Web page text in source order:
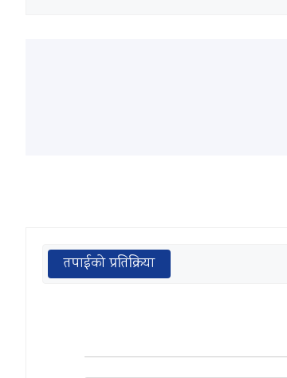
तपाईको प्रतिक्रिया